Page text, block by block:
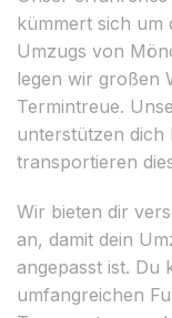
kümmert sich um
Umzugs von
legen wir großen
Termintreue.
unterstützen dich
transportieren
Wir bieten dir
an, damit dein
angepasst ist. Du
umfangreichen